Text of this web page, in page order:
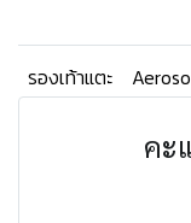
รองเท้าแตะ
คะ